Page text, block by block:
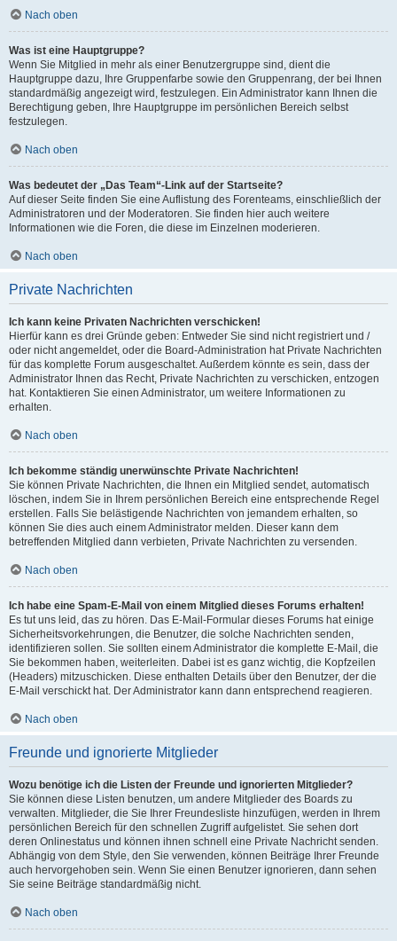
Nach oben
Was ist eine Hauptgruppe?
Wenn Sie Mitglied in mehr als einer Benutzergruppe sind, dient die
Hauptgruppe dazu, Ihre Gruppenfarbe sowie den Gruppenrang, der bei Ihnen
standardmäßig angezeigt wird, festzulegen. Ein Administrator kann Ihnen die
Berechtigung geben, Ihre Hauptgruppe im persönlichen Bereich selbst
festzulegen.
Nach oben
Was bedeutet der „Das Team“-Link auf der Startseite?
Auf dieser Seite finden Sie eine Auflistung des Forenteams, einschließlich der
Administratoren und der Moderatoren. Sie finden hier auch weitere
Informationen wie die Foren, die diese im Einzelnen moderieren.
Nach oben
Private Nachrichten
Ich kann keine Privaten Nachrichten verschicken!
Hierfür kann es drei Gründe geben: Entweder Sie sind nicht registriert und /
oder nicht angemeldet, oder die Board-Administration hat Private Nachrichten
für das komplette Forum ausgeschaltet. Außerdem könnte es sein, dass der
Administrator Ihnen das Recht, Private Nachrichten zu verschicken, entzogen
hat. Kontaktieren Sie einen Administrator, um weitere Informationen zu
erhalten.
Nach oben
Ich bekomme ständig unerwünschte Private Nachrichten!
Sie können Private Nachrichten, die Ihnen ein Mitglied sendet, automatisch
löschen, indem Sie in Ihrem persönlichen Bereich eine entsprechende Regel
erstellen. Falls Sie belästigende Nachrichten von jemandem erhalten, so
können Sie dies auch einem Administrator melden. Dieser kann dem
betreffenden Mitglied dann verbieten, Private Nachrichten zu versenden.
Nach oben
Ich habe eine Spam-E-Mail von einem Mitglied dieses Forums erhalten!
Es tut uns leid, das zu hören. Das E-Mail-Formular dieses Forums hat einige
Sicherheitsvorkehrungen, die Benutzer, die solche Nachrichten senden,
identifizieren sollen. Sie sollten einem Administrator die komplette E-Mail, die
Sie bekommen haben, weiterleiten. Dabei ist es ganz wichtig, die Kopfzeilen
(Headers) mitzuschicken. Diese enthalten Details über den Benutzer, der die
E-Mail verschickt hat. Der Administrator kann dann entsprechend reagieren.
Nach oben
Freunde und ignorierte Mitglieder
Wozu benötige ich die Listen der Freunde und ignorierten Mitglieder?
Sie können diese Listen benutzen, um andere Mitglieder des Boards zu
verwalten. Mitglieder, die Sie Ihrer Freundesliste hinzufügen, werden in Ihrem
persönlichen Bereich für den schnellen Zugriff aufgelistet. Sie sehen dort
deren Onlinestatus und können ihnen schnell eine Private Nachricht senden.
Abhängig von dem Style, den Sie verwenden, können Beiträge Ihrer Freunde
auch hervorgehoben sein. Wenn Sie einen Benutzer ignorieren, dann sehen
Sie seine Beiträge standardmäßig nicht.
Nach oben